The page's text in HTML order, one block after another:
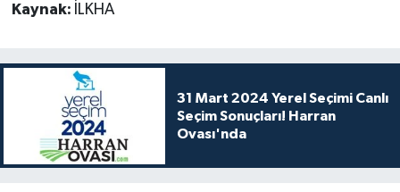
Kaynak: İLKHA
31 Mart 2024 Yerel Seçimi Canlı
Seçim Sonuçları! Harran
Ovası'nda